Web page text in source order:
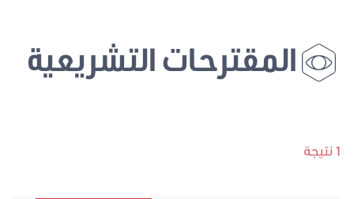
المقترحات التشريعية
1 نتيجة